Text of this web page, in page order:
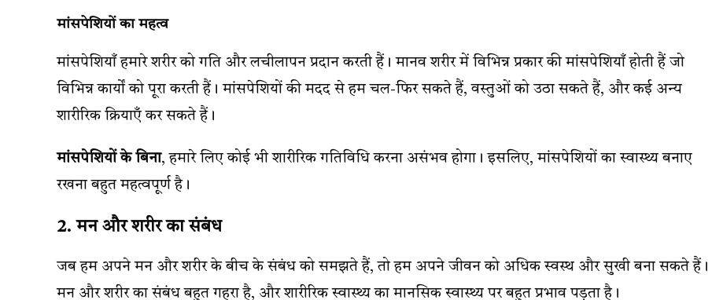
मांसपेशियों का महत्व
मांसपेशियाँ हमारे शरीर को गति और लचीलापन प्रदान करती हैं। मानव शरीर में विभिन्न प्रकार की मांसपेशियाँ होती हैं जो
विभिन्न कार्यों को पूरा करती हैं। मांसपेशियों की मदद से हम चल-फिर सकते हैं, वस्तुओं को उठा सकते हैं, और कई अन्य
शारीरिक क्रियाएँ कर सकते हैं।
मांसपेशियों के बिना, हमारे लिए कोई भी शारीरिक गतिविधि करना असंभव होगा। इसलिए, मांसपेशियों का स्वास्थ्य बनाए
रखना बहुत महत्वपूर्ण है।
2. मन और शरीर का संबंध
जब हम अपने मन और शरीर के बीच के संबंध को समझते हैं, तो हम अपने जीवन को अधिक स्वस्थ और सुखी बना सकते हैं।
मन और शरीर का संबंध बहुत गहरा है, और शारीरिक स्वास्थ्य का मानसिक स्वास्थ्य पर बहुत प्रभाव पड़ता है।